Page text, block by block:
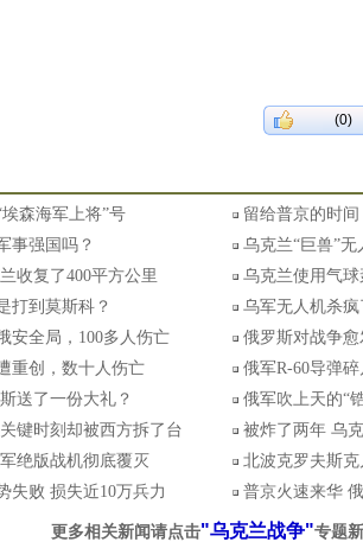
(0)
森海军上将”号
留给普京的时
事强国吗？
乌克兰“巨兽”
收复了400平方公里
乌克兰使用气
打到莫斯科？
乌军无人机杀
安全局，100多人伤亡
俄罗斯对战争
重创，数十人伤亡
俄军R-60导弹
送了一份大礼？
俄军吹上天的“
键时刻却被西方拆了台
被炸了两年 乌
绝版战机彻底覆灭
北波克罗夫斯
失败 损失近10万兵力
普京火速来华
更多相关新闻请点击"乌克兰战争"专题